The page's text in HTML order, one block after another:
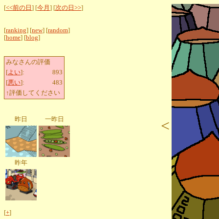
[<<前の日 ] [今月 ] [次の日>>]
[ranking] [new] [random]
[home] [blog]
みなさんの評価
[よい]:
893
[悪い]:
483
↑評価してください
昨日 一昨日
昨年
[+]
<